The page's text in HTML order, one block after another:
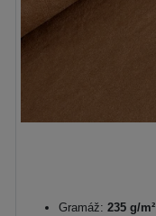
Gramáž: 235 g/m²